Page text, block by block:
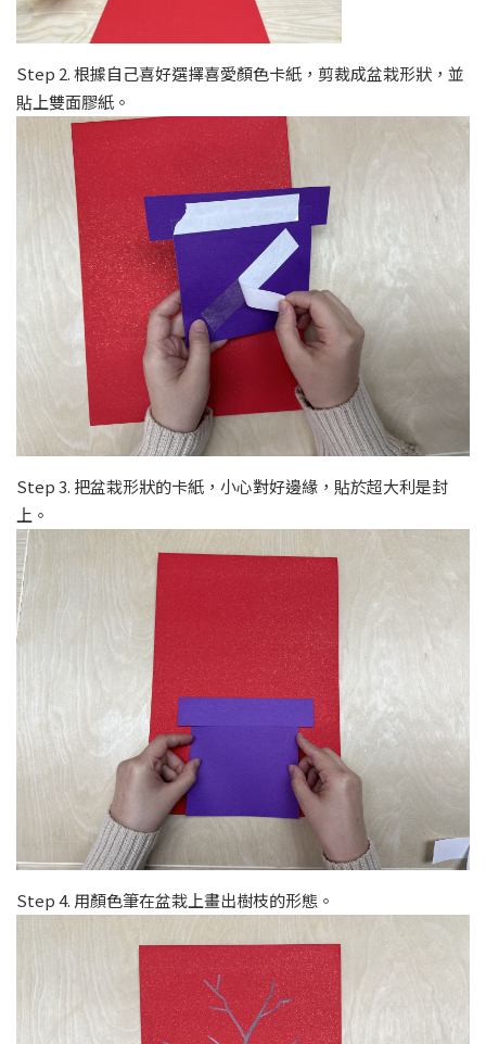
Step 2. 根據自己喜好選擇喜愛顏色卡紙，剪裁成盆栽形狀，並
貼上雙面膠紙。
Step 3. 把盆栽形狀的卡紙，小心對好邊緣，貼於超大利是封
上。
Step 4. 用顏色筆在盆栽上畫出樹枝的形態。